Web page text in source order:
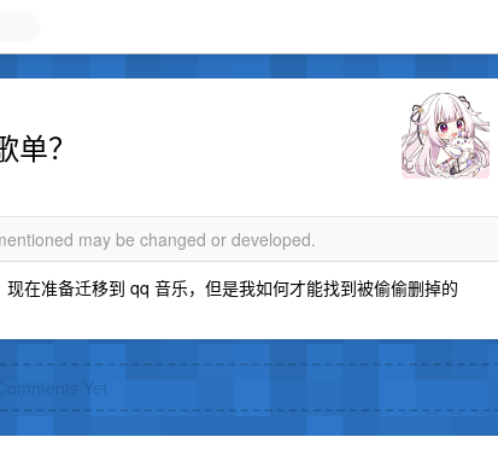
？
may be changed or developed.
在准备迁移到 qq 音乐，但是我如何才能找到被偷偷删掉的
Yet